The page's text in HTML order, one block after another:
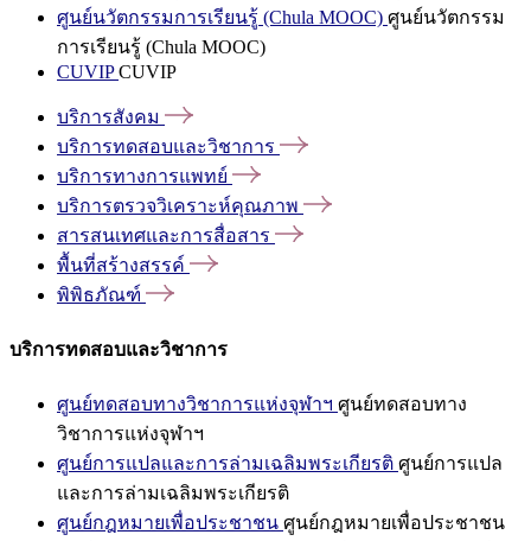
ศูนย์นวัตกรรมการเรียนรู้ (Chula MOOC) ศูนย์นวัตกรรม
การเรียนรู้ (Chula MOOC)
CUVIPCUVIP
บริการสังคม
บริการทดสอบและวิชาการ
บริการทางการแพทย์
บริการตรวจวิเคราะห์คุณภาพ
สารสนเทศและการสื่อสาร
พื้นที่สร้างสรรค์
พิพิธภัณฑ์
บริการทดสอบและวิชาการ
ศูนย์ทดสอบทางวิชาการแห่งจุฬาฯ ศูนย์ทดสอบทาง
วิชาการแห่งจุฬาฯ
ศูนย์การแปลและการล่ามเฉลิมพระเกียรติ ศูนย์การแปล
และการล่ามเฉลิมพระเกียรติ
ศูนย์กฎหมายเพื่อประชาชน ศูนย์กฎหมายเพื่อประชาชน